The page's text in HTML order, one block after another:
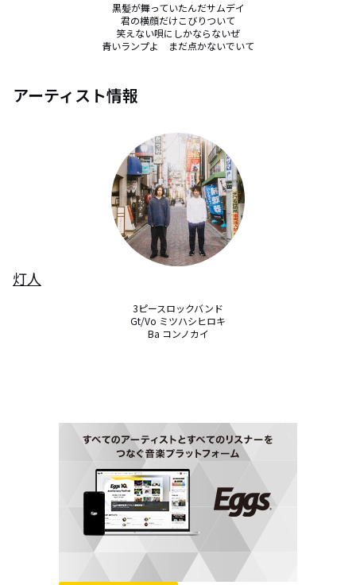
黒髪が舞っていたんだサムデイ
君の横顔だけこびりついて
笑えない唄にしかならないぜ
青いランプよ　まだ点かないでいて
アーティスト情報
灯人
3ピースロックバンド
Gt/Vo ミツハシヒロキ
Ba コンノカイ